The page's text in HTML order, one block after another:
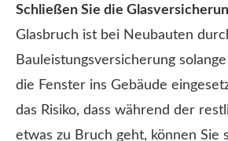
Schließen Sie die
Glasbruch ist bei Neubauten
Bauleistungsversicherung
die Fenster ins Gebäude
das Risiko, dass während der
etwas zu Bruch geht, können Sie